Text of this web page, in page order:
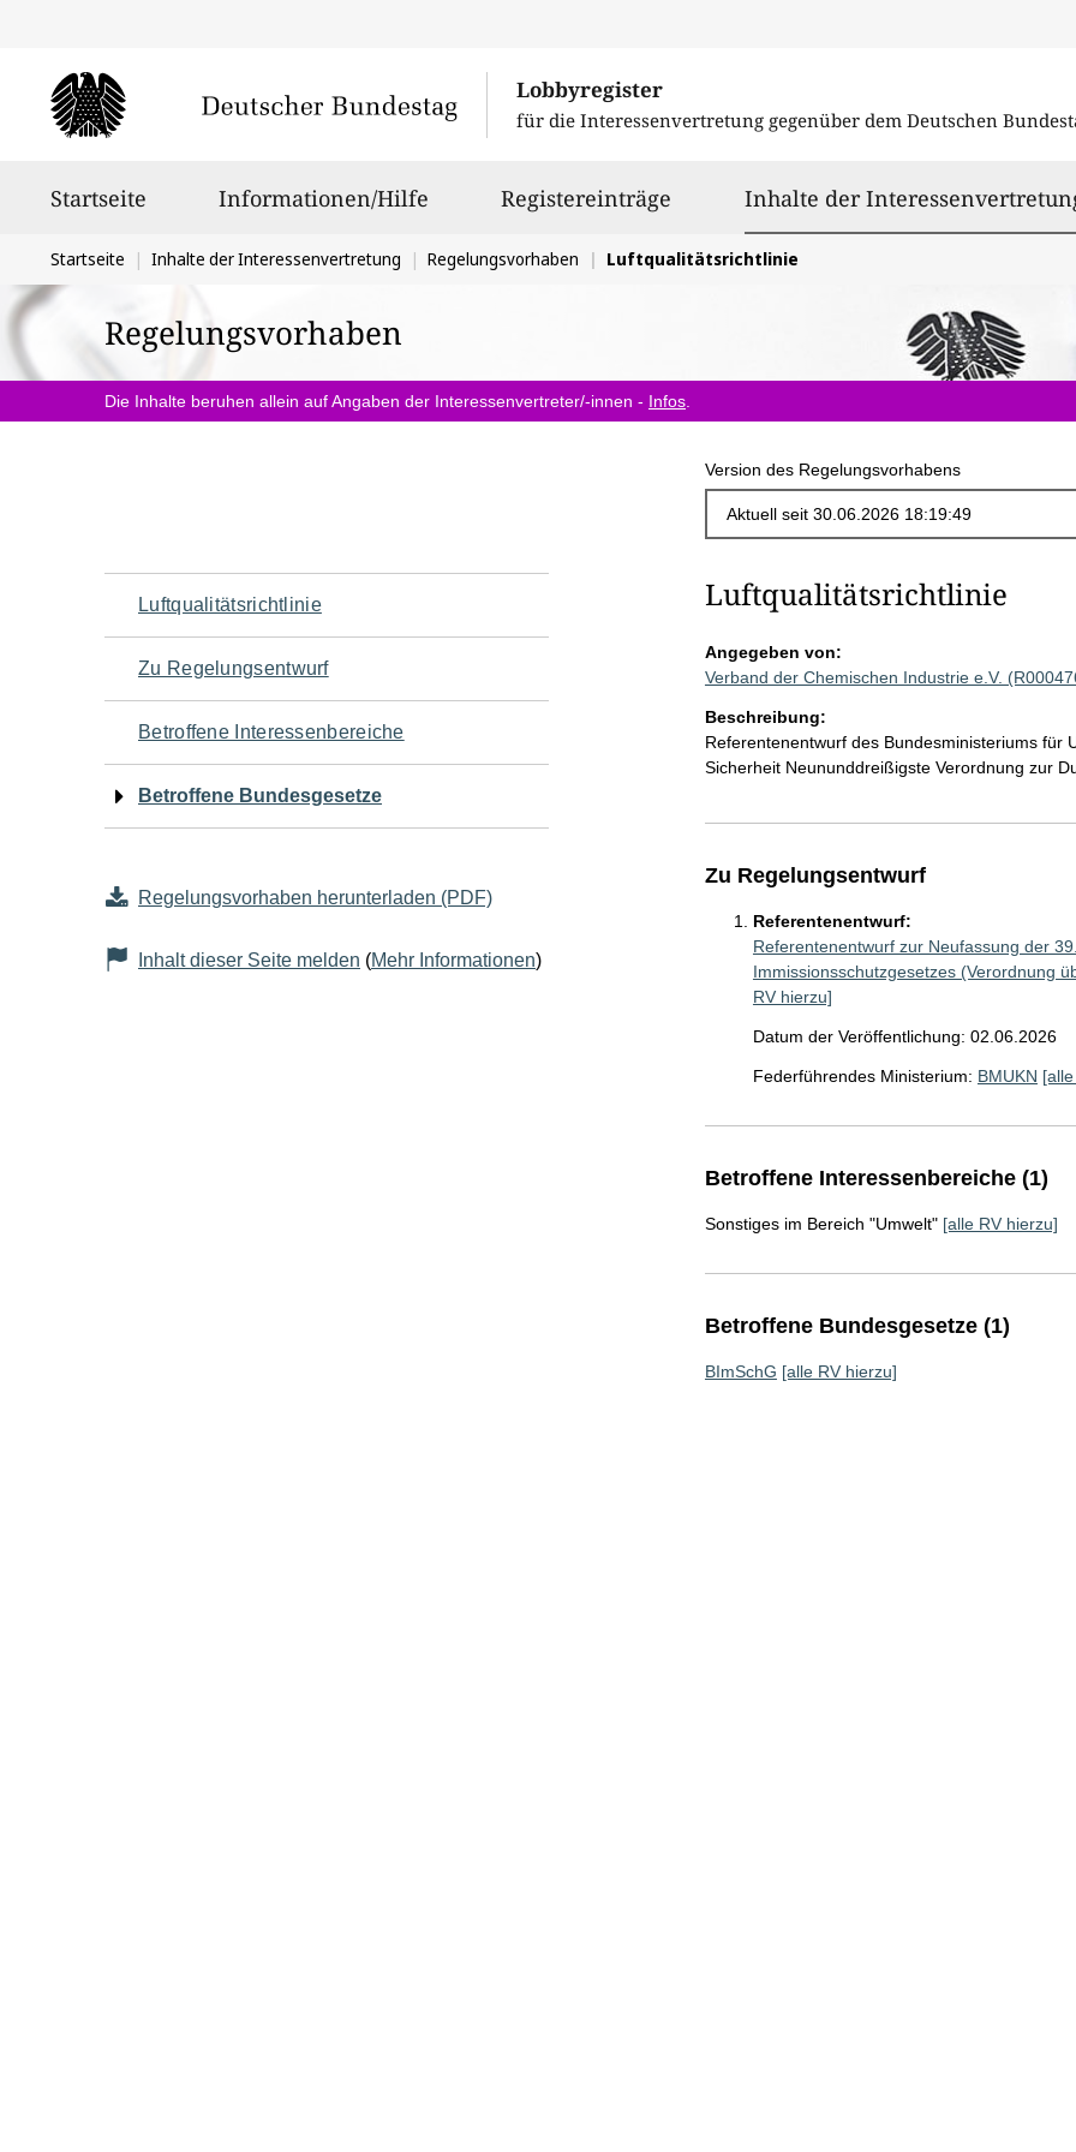
Lobbyregister
für die Interessenvertretung gegenüber dem Deutschen
Startseite Informationen/Hilfe Registereinträge Inhalte der
Sie
befinden
sich
hier:
Startseite Inhalte der Interessenvertretung Regelungsvorhaben Luftqualitätsrichtlinie
Regelungsvorhaben
Die Inhalte beruhen allein auf Angaben der Interessenvertreter/-innen - Infos
Version des Regelungsvorhabens
Navigation
für
den
Seiteninhalt
Luftqualitätsrichtlinie
Zu Regelungsentwurf
Betroffene Interessenbereiche
Betroffene Bundesgesetze
Regelungsvorhaben herunterladen (PDF)
Inhalt dieser Seite melden (Mehr Informationen)
Luftqualitätsrichtlinie
Angegeben von:
Verband der Chemischen Industrie e.V.
Beschreibung:
Referentenentwurf des Bundesministeriums für
Sicherheit Neununddreißigste Verordnung zur
Zu Regelungsentwurf
Referentenentwurf:
Referentenentwurf zur Neufassung der
Immissionsschutzgesetzes (Verordnung
RV hierzu]
Datum der Veröffentlichung: 02.06.2026
Federführendes Ministerium: BMUKN
Betroffene Interessenbereiche (1)
Sonstiges im Bereich "Umwelt" [alle RV hierzu]
Betroffene Bundesgesetze (1)
BImSchG [alle RV hierzu]